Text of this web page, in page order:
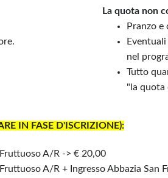
La quota non
Pranzo e
nel
Tutto
"la quota
IN FASE D'ISCRIZIONE):
A/R -> € 20,00
A/R + Ingresso Abbazia San